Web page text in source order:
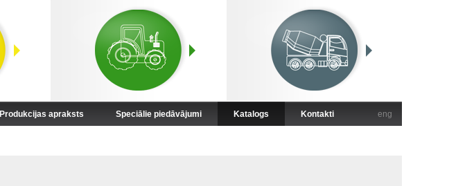
Produkcijas apraksts Speciālie piedāvājumi Katalogs Kontakti eng